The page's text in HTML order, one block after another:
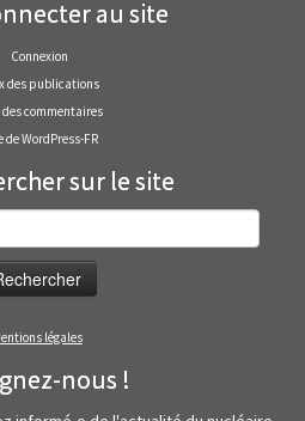
au site
Connexion
des publications
des commentaires
de WordPress-FR
sur le site
légales
nous !